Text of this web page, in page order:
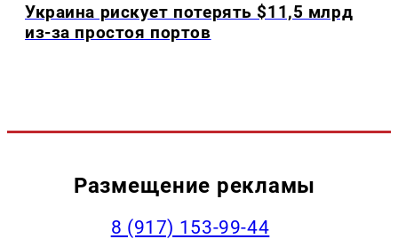
Украина рискует потерять $11,5 млрд
из-за простоя портов
Размещение рекламы
‭8 (917) 153-99-44